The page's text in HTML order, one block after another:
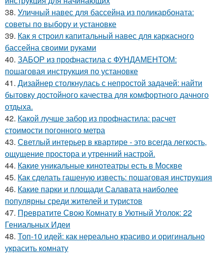
38. Уличный навес для бассейна из поликарбоната:
советы по выбору и установке
39. Как я строил капитальный навес для каркасного
бассейна своими руками
40. ЗАБОР из профнастила с ФУНДАМЕНТОМ:
пошаговая инструкция по установке
41. Дизайнер столкнулась с непростой задачей: найти
бытовку достойного качества для комфортного дачного
отдыха.
42. Какой лучше забор из профнастила: расчет
стоимости погонного метра
43. Светлый интерьер в квартире - это всегда легкость,
ощущение простора и утренний настрой.
44. Какие уникальные кинотеатры есть в Москве
45. Как сделать гашеную известь: пошаговая инструкция
46. Какие парки и площади Салавата наиболее
популярны среди жителей и туристов
47. Превратите Свою Комнату в Уютный Уголок: 22
Гениальных Идеи
48. Топ-10 идей: как нереально красиво и оригинально
украсить комнату